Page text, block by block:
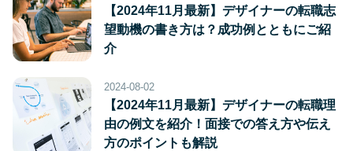
【2024年11月最新】デザイナーの転職志
望動機の書き方は？成功例とともにご紹
介
2024-08-02
【2024年11月最新】デザイナーの転職理
由の例文を紹介！面接での答え方や伝え
方のポイントも解説